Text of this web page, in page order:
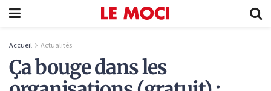
Accueil Actualités
Ça bouge dans les